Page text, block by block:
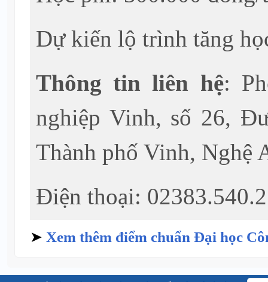
Dự kiến lộ trình tăng
Thông tin liên hệ:
nghiệp Vinh, số 26,
Thành phố Vinh, Nghệ
Điện thoại:
➤ Xem thêm điểm chuẩn Đại học